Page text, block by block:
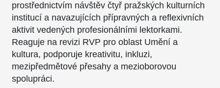
prostřednictvím návštěv čtyř pražských kulturních
institucí a navazujících přípravných a reflexivních
aktivit vedených profesionálními lektorkami.
Reaguje na revizi RVP pro oblast Umění a
kultura, podporuje kreativitu, inkluzi,
mezipředmětové přesahy a mezioborovou
spolupráci.